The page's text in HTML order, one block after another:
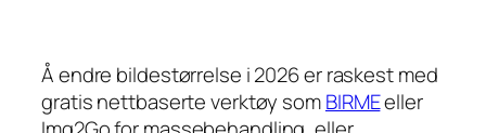
Å endre bildestørrelse i 2026 er raskest med
gratis nettbaserte verktøy somBIRMEeller